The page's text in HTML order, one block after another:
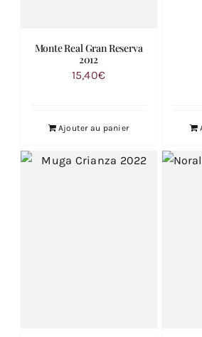
Monte Real Gran Reserva
2012
15,40€
Ajouter au panier